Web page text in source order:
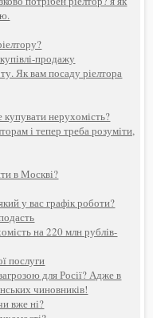
продажу
Як вам посаду ріелтора
купувати нерухомість?
і тепер треба розуміти,
в Москві?
у вас графік роботи?
на 220 млн рублів-
послуги
для Росії? Адже в
чиновників!
вже ні?